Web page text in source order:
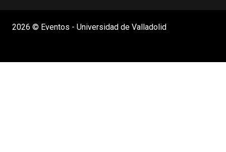
2026 © Eventos - Universidad de Valladolid